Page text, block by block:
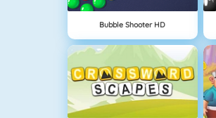
Bubble Shooter HD